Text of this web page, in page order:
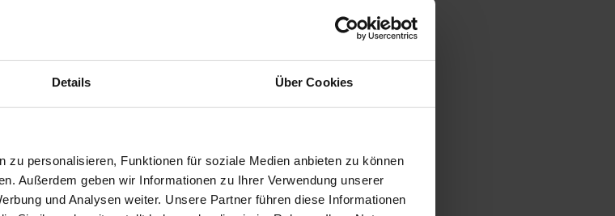
Details Über Cookies
zu personalisieren, Funktionen für soziale Medien anbieten zu können
Außerdem geben wir Informationen zu Ihrer Verwendung unserer
und Analysen weiter. Unsere Partner führen diese Informationen